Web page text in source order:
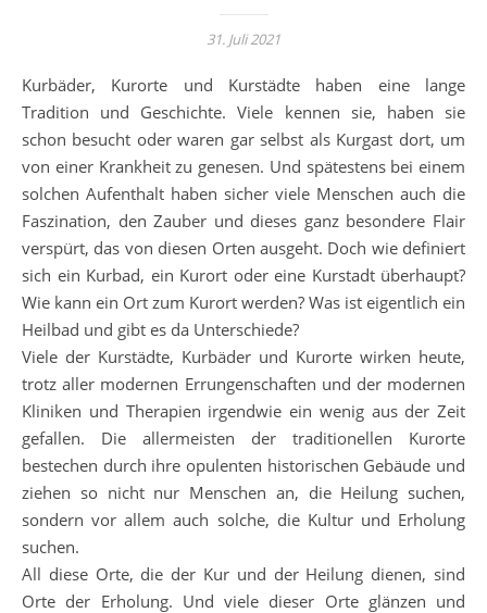
31. Juli 2021
Kurbäder, Kurorte und Kurstädte haben eine lange
Tradition und Geschichte. Viele kennen sie, haben sie
schon besucht oder waren gar selbst als Kurgast dort, um
von einer Krankheit zu genesen. Und spätestens bei einem
solchen Aufenthalt haben sicher viele Menschen auch die
Faszination, den Zauber und dieses ganz besondere Flair
verspürt, das von diesen Orten ausgeht. Doch wie definiert
sich ein Kurbad, ein Kurort oder eine Kurstadt überhaupt?
Wie kann ein Ort zum Kurort werden? Was ist eigentlich ein
Heilbad und gibt es da Unterschiede?
Viele der Kurstädte, Kurbäder und Kurorte wirken heute,
trotz aller modernen Errungenschaften und der modernen
Kliniken und Therapien irgendwie ein wenig aus der Zeit
gefallen. Die allermeisten der traditionellen Kurorte
bestechen durch ihre opulenten historischen Gebäude und
ziehen so nicht nur Menschen an, die Heilung suchen,
sondern vor allem auch solche, die Kultur und Erholung
suchen.
All diese Orte, die der Kur und der Heilung dienen, sind
Orte der Erholung. Und viele dieser Orte glänzen und